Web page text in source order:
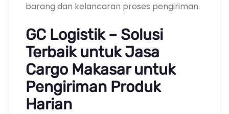
barang dan kelancaran proses pengiriman.
GC Logistik – Solusi
Terbaik untuk Jasa
Cargo Makasar untuk
Pengiriman Produk
Harian